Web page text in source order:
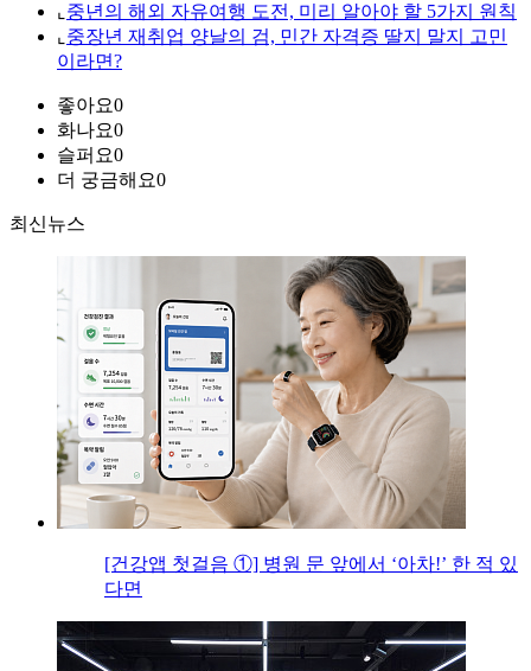
⌞ 중년의 해외 자유여행 도전, 미리 알아야 할 5가지 원칙
⌞ 중장년 재취업 양날의 검, 민간 자격증 딸지 말지 고민
이라면?
좋아요0
화나요0
슬퍼요0
더 궁금해요0
최신뉴스
[건강앱 첫걸음 ①] 병원 문 앞에서 ‘아차!’ 한 적 있
다면